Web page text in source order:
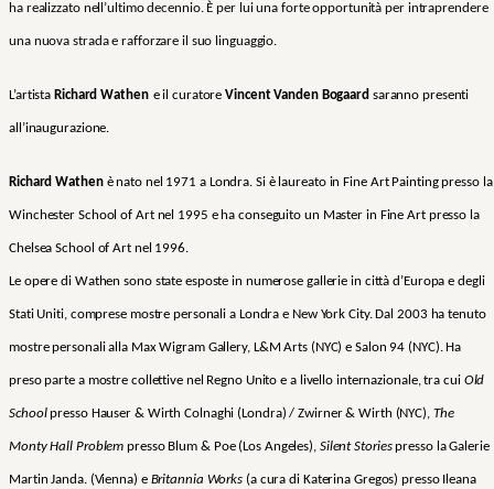
ha realizzato nell’ultimo decennio. È per lui una forte opportunità per intraprendere
una nuova strada e rafforzare il suo linguaggio.
L’artista Richard Wathen e il curatoreVincent Vanden Bogaard saranno presenti
all’inaugurazione.
Richard Wathenè nato nel 1971 a Londra. Si è laureato in Fine Art Painting presso la
Winchester School of Art nel 1995 e ha conseguito un Master in Fine Art presso la
Chelsea School of Art nel 1996.
Le opere di Wathen sono state esposte in numerose gallerie in città d’Europa e degli
Stati Uniti, comprese mostre personali a Londra e New York City. Dal 2003 ha tenuto
mostre personali alla Max Wigram Gallery, L&M Arts (NYC) e Salon 94 (NYC). Ha
preso parte a mostre collettive nel Regno Unito e a livello internazionale, tra cui Old
Schoolpresso Hauser & Wirth Colnaghi (Londra) / Zwirner & Wirth (NYC), The
Monty Hall Problem presso Blum & Poe (Los Angeles), Silent Storiespresso la Galerie
Martin Janda. (Vienna) e Britannia Works (a cura di Katerina Gregos) presso Ileana